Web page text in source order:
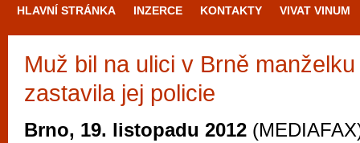
HLAVNÍ STRÁNKA INZERCE KONTAKTY VIVAT VINUM
Muž bil na ulici v Brně
zastavila jej policie
Brno, 19. listopadu 2012
Průvodce